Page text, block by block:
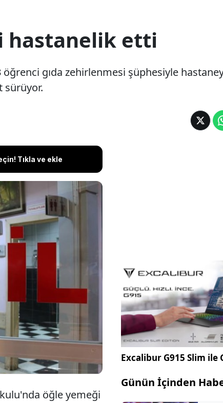
hastanelik etti
gıda zehirlenmesi şüphesiyle
sürüyor.
Tıkla ve ekle
Ortaokulu'nda 43
hastaneye kaldırıldı.
ve idari tahkikat
öğle yemeği
Excalibur G915 Slim ile
Günün İçinden